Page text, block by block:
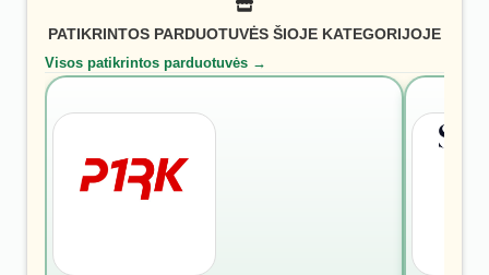
PATIKRINTOS PARDUOTUVĖS ŠIOJE KATEGORIJOJE
Visos patikrintos parduotuvės →